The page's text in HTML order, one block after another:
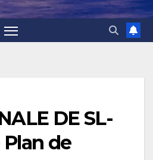
DE SL-
Plan de